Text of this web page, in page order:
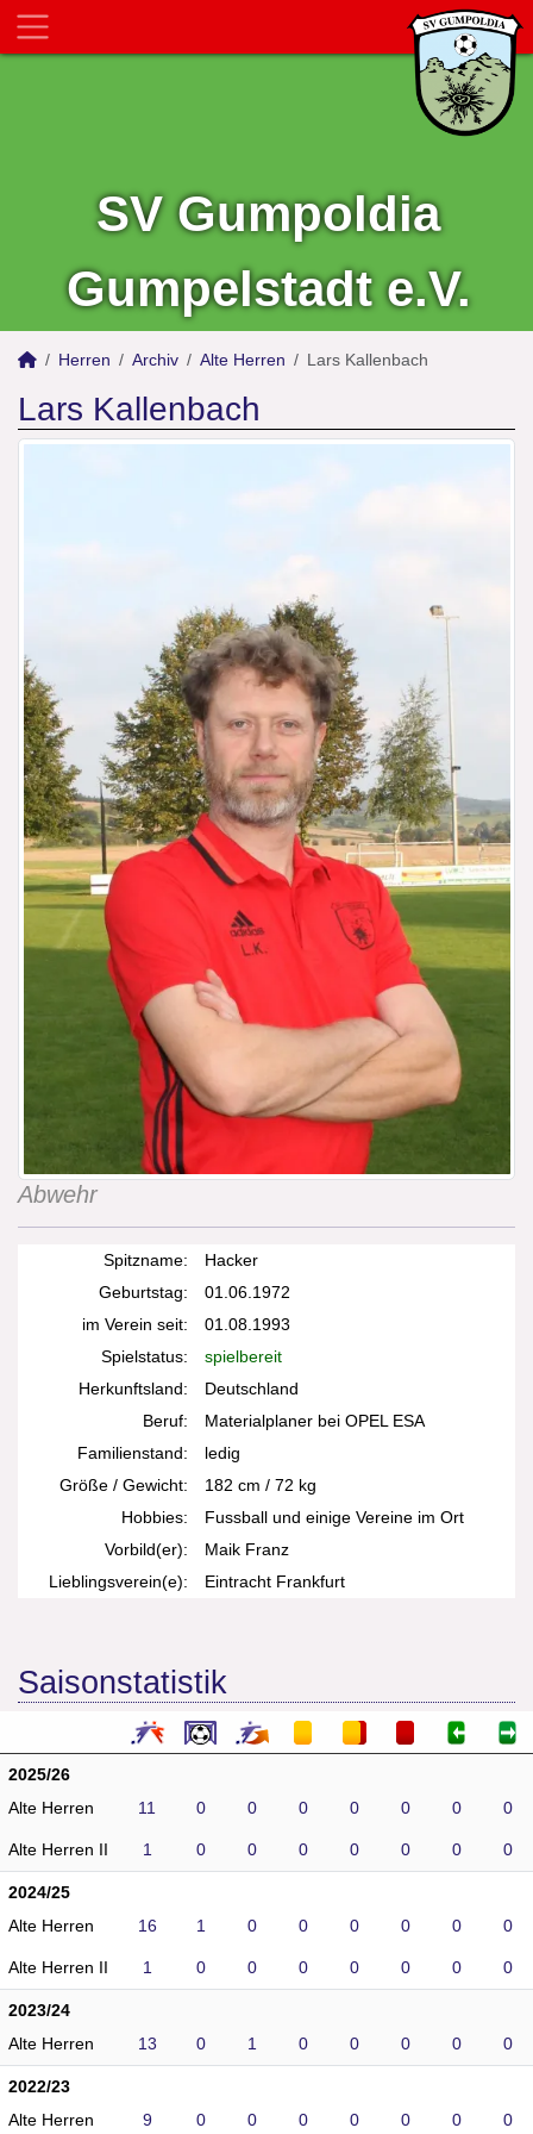
SV Gumpoldia
Gumpelstadt e.V.
Herren Archiv Alte Herren Lars Kallenbach
Lars Kallenbach
Abwehr
Spitzname:
Hacker
Geburtstag:
01.06.1972
im Verein seit:
01.08.1993
Spielstatus:
spielbereit
Herkunftsland:
Deutschland
Beruf:
Materialplaner bei OPEL ESA
Familienstand:
ledig
Größe / Gewicht:
182 cm / 72 kg
Hobbies:
Fussball und einige Vereine im Ort
Vorbild(er):
Maik Franz
Lieblingsverein(e):
Eintracht Frankfurt
Saisonstatistik
2025/26
Alte Herren
11 0 0 0 0 0 0 0
Alte Herren II 1 0 0 0 0 0 0 0
2024/25
Alte Herren
16 1 0 0 0 0 0 0
Alte Herren II 1 0 0 0 0 0 0 0
2023/24
Alte Herren
13 0 1 0 0 0 0 0
2022/23
Alte Herren
9 0 0 0 0 0 0 0